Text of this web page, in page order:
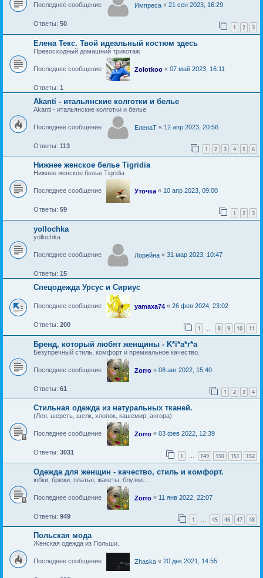
Последнее сообщение Импреса « 21 сен 2023, 16:29
Ответы: 50 1 2 3
Елена Текс. Твой идеальный костюм здесь
Превосходный домашний трикотаж
Последнее сообщение Zolotkoo « 07 май 2023, 16:11
Ответы: 1
Akanti - итальянские колготки и белье
Akanti - итальянские колготки и белье
Последнее сообщение ЕленаТ « 12 апр 2023, 20:56
Ответы: 113 1 2 3 4 5 6
Нижнее женское белье Tigridia
Нижнее женское белье Tigridia
Последнее сообщение Уточка « 10 апр 2023, 09:00
Ответы: 59 1 2 3
yollochka
yollochka
Последнее сообщение Лорейна « 31 мар 2023, 10:47
Ответы: 15
Спецодежда Урсус и Сириус
Последнее сообщение yamaxa74 « 26 фев 2024, 23:02
Ответы: 200 1 8 9 10 11
Бренд, который любят женщины - K*i*a*r*a
Безупречный стиль, комфорт и премиальное качество.
Последнее сообщение Zorro « 08 авг 2022, 15:40
Ответы: 61 1 2 3 4
Стильная одежда из натуральных тканей.
(Лен, шерсть, шелк, хлопок, кашемир, ангора)
Последнее сообщение Zorro « 03 фев 2022, 12:39
Ответы: 3031 1 … 149 150 151 152
Одежда для женщин - качество, стиль и комфорт.
юбки, брюки, платья, жакеты, блузки....
Последнее сообщение Zorro « 11 янв 2022, 22:07
Ответы: 949 1 45 46 47 48
Польская мода
Женская одежда из Польши.
Последнее сообщение Zhaska « 20 дек 2021, 14:55